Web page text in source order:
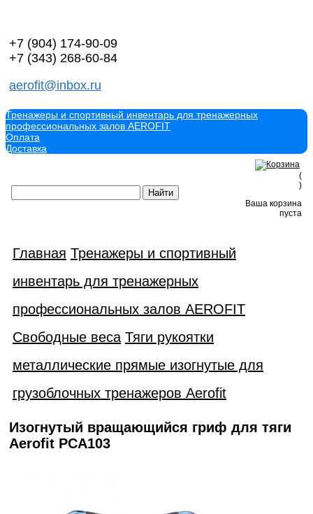
+7 (904) 174-90-09
+7 (343) 268-60-84
aerofit@inbox.ru
Тренажеры и спортивный инвентарь для тренажерных
профессиональных залов AEROFIT
Оплата
Доставка
(
)
Ваша корзина
пуста
Главная Тренажеры и спортивный
инвентарь для тренажерных
профессиональных залов AEROFIT
Свободные веса Тяги рукоятки
металлические прямые изогнутые для
грузоблочных тренажеров Aerofit
Изогнутый вращающийся гриф для тяги
Aerofit PCA103